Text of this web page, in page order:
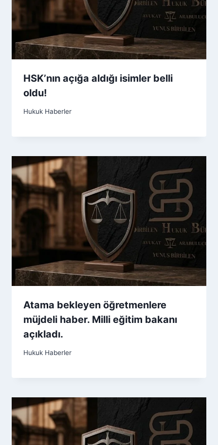
HSK’nın açığa aldığı isimler belli
oldu!
Hukuk Haberler
Atama bekleyen öğretmenlere
müjdeli haber. Milli eğitim bakanı
açıkladı.
Hukuk Haberler